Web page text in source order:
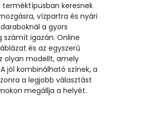
terméktípusban keresnek
vízpartra és nyári
a gyors
számít igazán. Online
és az egyszerű
olyan modellt, amely
jól kombinálható színek, a
a legjobb választást
megállja a helyét.